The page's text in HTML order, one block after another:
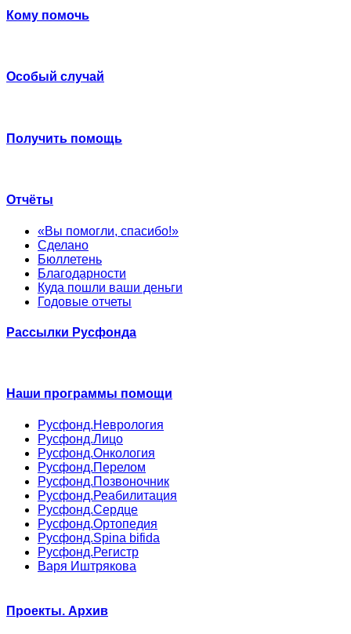
Кому помочь
Особый случай
Получить помощь
Отчёты
«Вы помогли, спасибо!»
Сделано
Бюллетень
Благодарности
Куда пошли ваши деньги
Годовые отчеты
Рассылки Русфонда
Наши программы помощи
Русфонд.Неврология
Русфонд.Лицо
Русфонд.Онкология
Русфонд.Перелом
Русфонд.Позвоночник
Русфонд.Реабилитация
Русфонд.Сердце
Русфонд.Ортопедия
Русфонд.Spina bifida
Русфонд.Регистр
Варя Иштрякова
Проекты. Архив